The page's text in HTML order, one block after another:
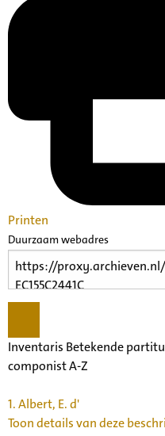
Printen
Duurzaam webadres
Inventaris Betekende
componist A-Z
1.Albert, E. d'
Toon details van deze